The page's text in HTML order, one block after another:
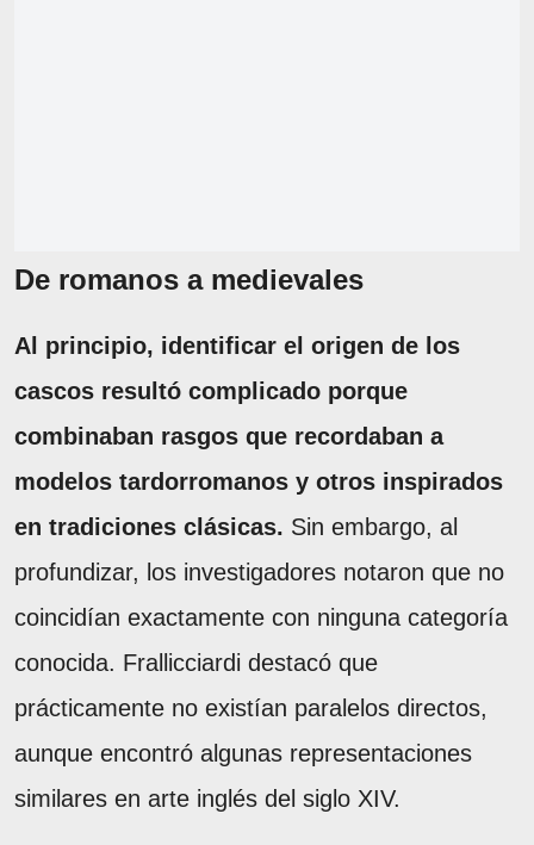
De romanos a medievales
Al principio, identificar el origen de los
cascos resultó complicado porque
combinaban rasgos que recordaban a
modelos tardorromanos y otros inspirados
en tradiciones clásicas. Sin embargo, al
profundizar, los investigadores notaron que no
coincidían exactamente con ninguna categoría
conocida. Frallicciardi destacó que
prácticamente no existían paralelos directos,
aunque encontró algunas representaciones
similares en arte inglés del siglo XIV.